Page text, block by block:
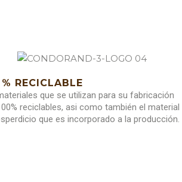
RECICLABLE
que se utilizan para su fabricación
reciclables, asi como también el material
que es incorporado a la producción.